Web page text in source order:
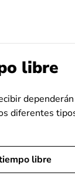
libre
diferentes
libre